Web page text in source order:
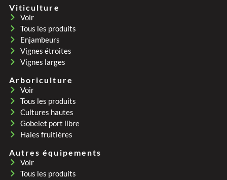
Viticulture
Voir
Tous les produits
Enjambeurs
Vignes étroites
Vignes larges
Arboriculture
Voir
Tous les produits
Cultures hautes
Gobelet port libre
Haies fruitières
Autres équipements
Voir
Tous les produits